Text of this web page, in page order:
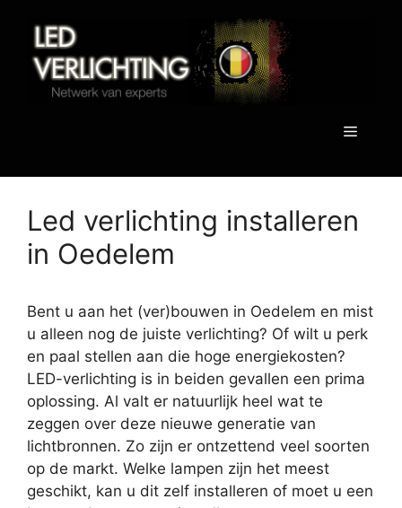
inhoud
Menu
Led verlichting installeren
in Oedelem
Bent u aan het (ver)bouwen in Oedelem en mist
u alleen nog de juiste verlichting? Of wilt u perk
en paal stellen aan die hoge energiekosten?
LED-verlichting is in beiden gevallen een prima
oplossing. Al valt er natuurlijk heel wat te
zeggen over deze nieuwe generatie van
lichtbronnen. Zo zijn er ontzettend veel soorten
op de markt. Welke lampen zijn het meest
geschikt, kan u dit zelf installeren of moet u een